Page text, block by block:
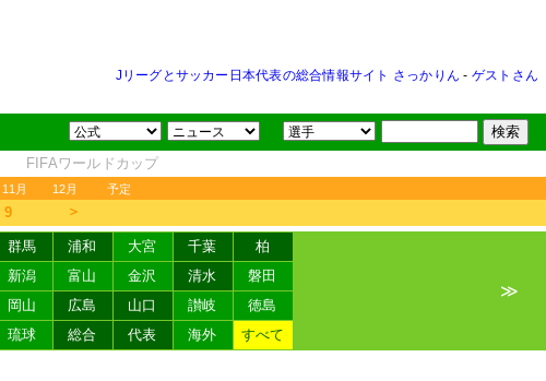
Jリーグとサッカー日本代表の総合情報サイト さっかりん - ゲストさん
FIFAワールドカップ
11月 12月 予定
9 ＞
群馬 浦和 大宮 千葉
柏
新潟 富山 金沢 清水
磐田
岡山 広島 山口 讃岐
徳島
琉球 総合 代表 海外 すべて
≫